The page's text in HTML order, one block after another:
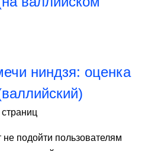
ниндзя: оценка
страниц
подойти пользователям